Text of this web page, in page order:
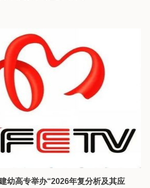
幼高专举办“2026年复分析及其应